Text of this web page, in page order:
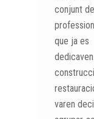
conjunt de
que ja es
varen